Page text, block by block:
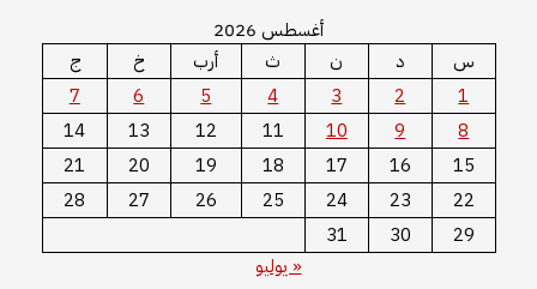
أغسطس 2026
س
د ن ث أرب خ
ج
1
2
3
4
5
6
7
8
9
10
11
12
13
14
15
16
17
18
19
20
21
22
23
24
25
26
27
28
29
30
31
« يوليو